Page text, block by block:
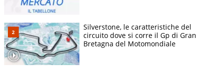
Silverstone, le caratteristiche del
circuito dove si corre il Gp di Gran
Bretagna del Motomondiale